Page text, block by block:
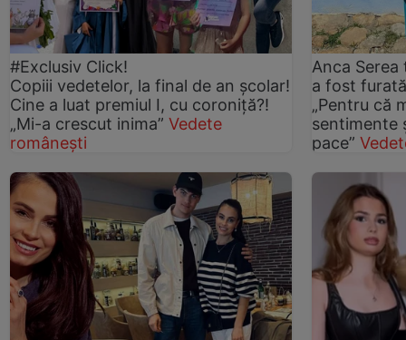
#Exclusiv Click!
Copiii vedetelor, la final de an școlar!
Cine a luat premiul I, cu coroniță?!
„Mi-a crescut inima” Vedete
românești
Anca
a fost
„Pentru că
sentimente
pace”